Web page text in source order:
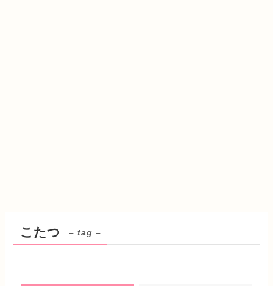
こたつ – tag –